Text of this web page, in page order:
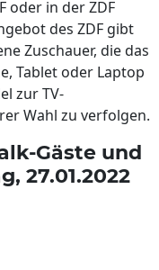
oder in der ZDF
des ZDF gibt
Zuschauer, die das
Tablet oder Laptop
zur TV-
Wahl zu verfolgen.
Gäste und
27.01.2022